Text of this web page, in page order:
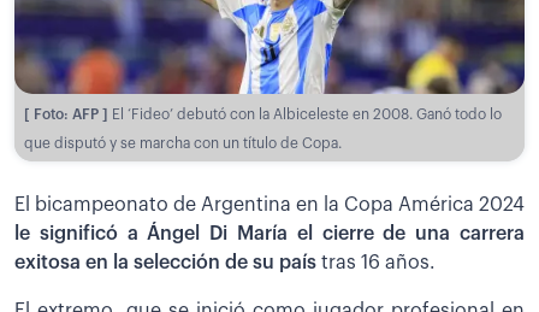
[ Foto: AFP ]
El ‘Fideo’ debutó con la Albiceleste en 2008. Ganó todo lo
que disputó y se marcha con un título de Copa.
El bicampeonato de Argentina en la Copa América 2024
le significó a Ángel Di María el cierre de una carrera
exitosa en la selección de su país tras 16 años.